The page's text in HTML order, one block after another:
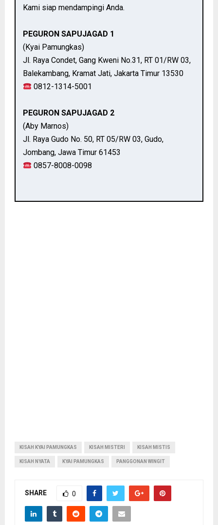
Kami siap mendampingi Anda.
PEGURON SAPUJAGAD 1
(Kyai Pamungkas)
Jl. Raya Condet, Gang Kweni No.31, RT 01/RW 03,
Balekambang, Kramat Jati, Jakarta Timur 13530
0812-1314-5001
PEGURON SAPUJAGAD 2
(Aby Marnos)
Jl. Raya Gudo No. 50, RT 05/RW 03, Gudo,
Jombang, Jawa Timur 61453
0857-8008-0098
KISAH KYAI PAMUNGKAS KISAH MISTERI KISAH MISTIS
KISAH NYATA KYAI PAMUNGKAS PANGGONAN WINGIT
SHARE 0